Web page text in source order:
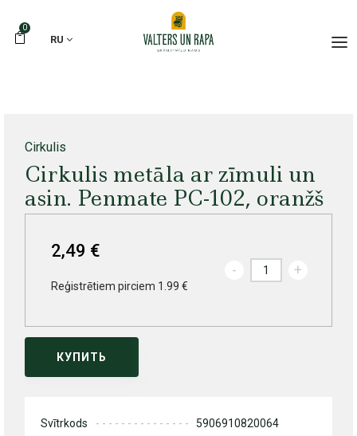
0
RU
Cirkulis
Cirkulis metāla ar zīmuli un
asin. Penmate PC-102, oranžš
2,49 €
Reģistrētiem pirciem 1.99 €
- +
КУПИТЬ
Svītrkods
5906910820064